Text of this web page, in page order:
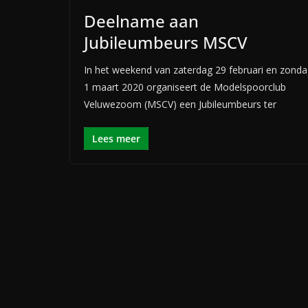
Deelname aan
Jubileumbeurs MSCV
In het weekend van zaterdag 29 februari en
1 maart 2020 organiseert de Modelspoorclub
Veluwezoom (MSCV) een Jubileumbeurs ter
Lees meer